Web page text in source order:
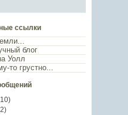
ссылки
блог
Уолл
то грустно...
10)
2)